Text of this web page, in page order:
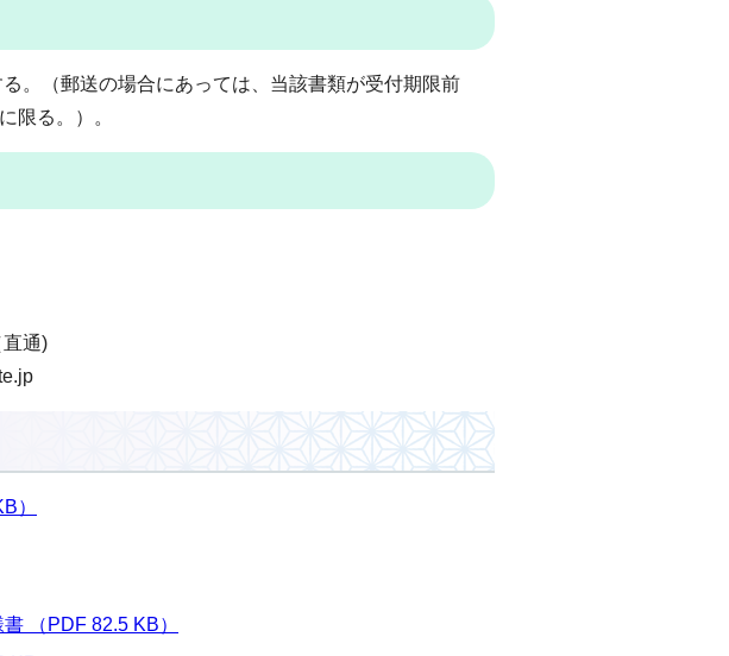
。（郵送の場合にあっては、当該書類が受付期限前
限る。）。
通)
）
（PDF 82.5 KB）